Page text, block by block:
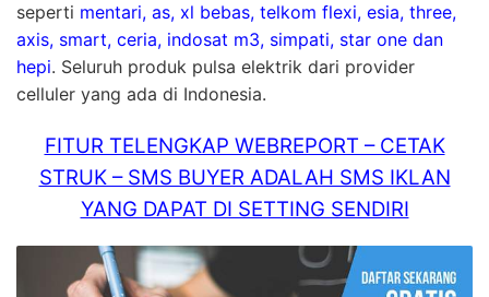
seperti mentari, as, xl bebas, telkom flexi, esia, three,
axis, smart, ceria, indosat m3, simpati, star one dan
hepi. Seluruh produk pulsa elektrik dari provider
celluler yang ada di Indonesia.
FITUR TELENGKAP WEBREPORT – CETAK
STRUK – SMS BUYER ADALAH SMS IKLAN
YANG DAPAT DI SETTING SENDIRI